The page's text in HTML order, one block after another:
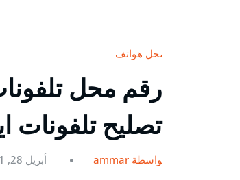
محل هواتف
تصليح تلفونات
بواسطة ammar أبريل 28, 2021